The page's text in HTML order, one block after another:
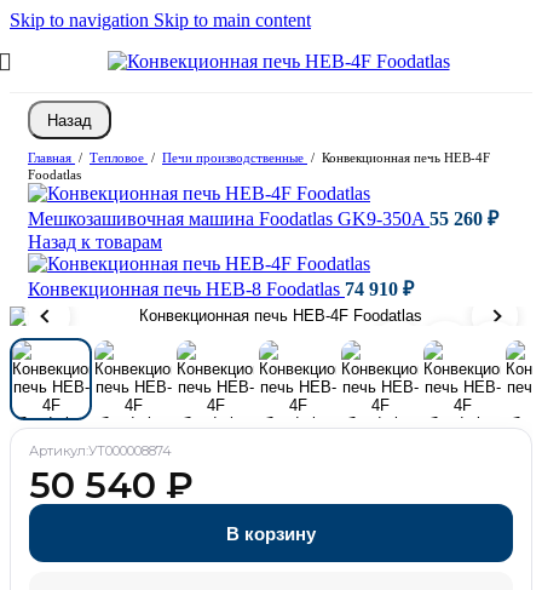
Skip to navigation Skip to main content
Назад
Главная / Тепловое / Печи производственные / Конвекционная печь HEB-4F
Foodatlas
Мешкозашивочная машина Foodatlas GK9-350A 55 260 ₽
Назад к товарам
Конвекционная печь HEB-8 Foodatlas 74 910 ₽
Артикул:УТ000008874
50 540 ₽
В корзину